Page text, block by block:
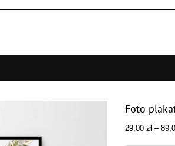
Foto
29,00 zł –